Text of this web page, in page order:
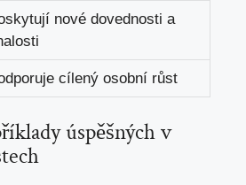
nové dovednosti a
cílený osobní růst
úspěšných v